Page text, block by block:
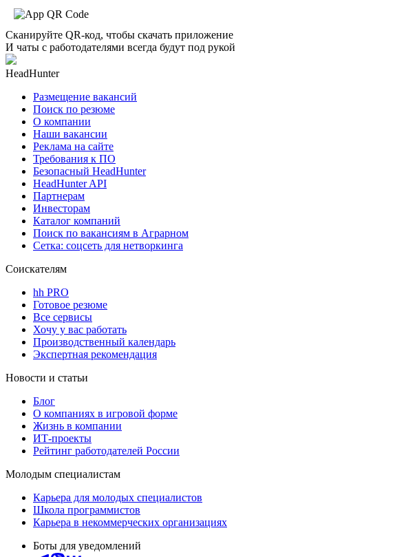
Сканируйте QR-код, чтобы скачать приложение
И чаты с работодателями всегда будут под рукой
HeadHunter
Размещение вакансий
Поиск по резюме
О компании
Наши вакансии
Реклама на сайте
Требования к ПО
Безопасный HeadHunter
HeadHunter API
Партнерам
Инвесторам
Каталог компаний
Поиск по вакансиям в Аграрном
Сетка: соцсеть для нетворкинга
Соискателям
hh PRO
Готовое резюме
Все сервисы
Хочу у вас работать
Производственный календарь
Экспертная рекомендация
Новости и статьи
Блог
О компаниях в игровой форме
Жизнь в компании
ИТ-проекты
Рейтинг работодателей России
Молодым специалистам
Карьера для молодых специалистов
Школа программистов
Карьера в некоммерческих организациях
Боты для уведомлений